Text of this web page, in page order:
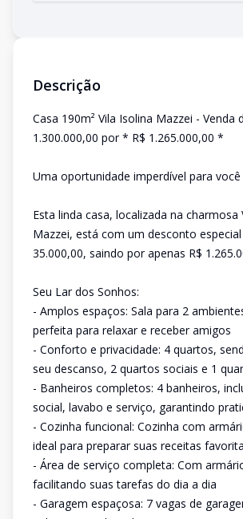
Descrição
Casa 190m² Vila Isolina Mazzei - Venda
1.300.000,00 por * R$ 1.265.000,00 *
Uma oportunidade imperdível para
Esta linda casa, localizada na charmosa
Mazzei, está com um desconto especial
35.000,00, saindo por apenas R$
Seu Lar dos Sonhos:
- Amplos espaços: Sala para 2
perfeita para relaxar e receber amigos
- Conforto e privacidade: 4 quartos,
seu descanso, 2 quartos sociais e 1
- Banheiros completos: 4 banheiros,
social, lavabo e serviço, garantindo
- Cozinha funcional: Cozinha com
ideal para preparar suas receitas
- Área de serviço completa: Com
facilitando suas tarefas do dia a dia
- Garagem espaçosa: 7 vagas de